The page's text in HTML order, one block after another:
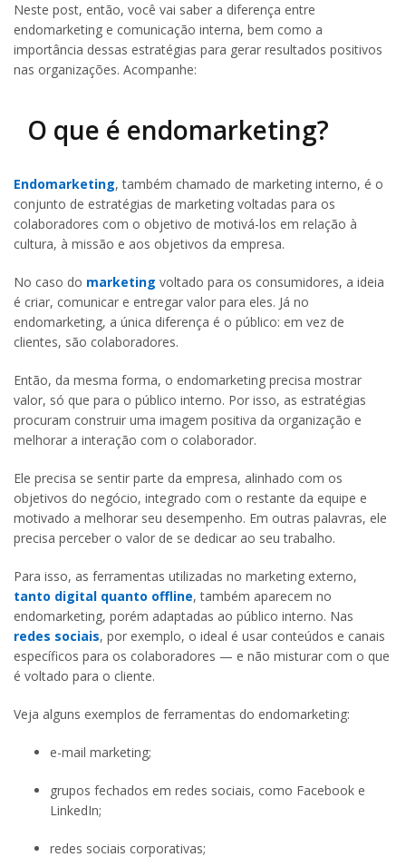
Neste post, então, você vai saber a diferença entre
endomarketing e comunicação interna, bem como a
importância dessas estratégias para gerar resultados positivos
nas organizações. Acompanhe:
O que é endomarketing?
Endomarketing, também chamado de marketing interno, é o
conjunto de estratégias de marketing voltadas para os
colaboradores com o objetivo de motivá-los em relação à
cultura, à missão e aos objetivos da empresa.
No caso do marketing voltado para os consumidores, a ideia
é criar, comunicar e entregar valor para eles. Já no
endomarketing, a única diferença é o público: em vez de
clientes, são colaboradores.
Então, da mesma forma, o endomarketing precisa mostrar
valor, só que para o público interno. Por isso, as estratégias
procuram construir uma imagem positiva da organização e
melhorar a interação com o colaborador.
Ele precisa se sentir parte da empresa, alinhado com os
objetivos do negócio, integrado com o restante da equipe e
motivado a melhorar seu desempenho. Em outras palavras, ele
precisa perceber o valor de se dedicar ao seu trabalho.
Para isso, as ferramentas utilizadas no marketing externo,
tanto digital quanto offline, também aparecem no
endomarketing, porém adaptadas ao público interno. Nas
redes sociais, por exemplo, o ideal é usar conteúdos e canais
específicos para os colaboradores — e não misturar com o que
é voltado para o cliente.
Veja alguns exemplos de ferramentas do endomarketing:
e-mail marketing;
grupos fechados em redes sociais, como Facebook e
LinkedIn;
redes sociais corporativas;